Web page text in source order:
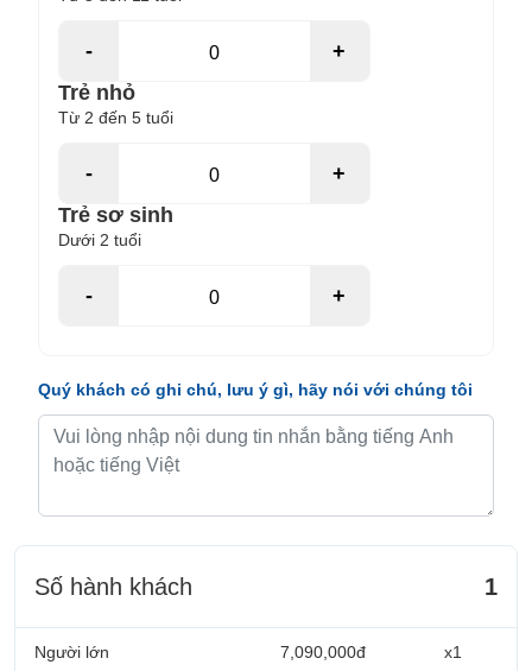
-
+
Trẻ nhỏ
Từ 2 đến 5 tuổi
-
+
Trẻ sơ sinh
Dưới 2 tuổi
- +
Quý khách có ghi chú, lưu ý gì, hãy nói với chúng tôi
Số hành khách 1
Người lớn
7,090,000đ
x1